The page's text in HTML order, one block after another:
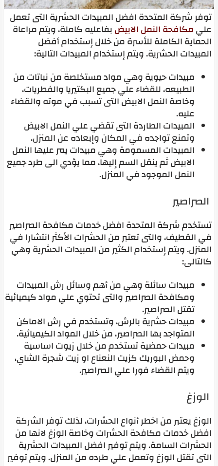
توفر شركة المتحدة افضل المبيدات الحشرية التى تعمل
عليمكافحة النمل الابيضبفاعليه كاملة، ويتم مراعاة
الحماية الكاملة للأسرة من خلال إستخدام أفضل
المبيدات الحشرية. ويتم إستخدام المبيدات التالية:
مبيدات حيوية وهي مواد مستخلصة من نباتات من
الطبيعه، للقضاء علي جميع البكتيريا والفطريات،
وخاصة النمل الابيض التى تسبب في موته والقضاء
عليه.
المبيدات الطاردة التى تقضي علي النمل الابيض
وتمنع تواجده في المكان وإبعاده عن المنزل.
المبيدات المسمومة وهي مبيدات يمر عليها النمل
الابيض ثم ينقل السم إليها، مما يؤدي الى طرد جميع
النمل الموجود في المنزل.
الصراصير
تستخدم شركة المتحدة افضل خدمات مكافحة الصراصير
في القطيف، والتى تعتبر من الحشرات الأكثر انتشارا في
المنزل. ويتم إستخدام الكثير من المبيدات الحشرية وهي
كالتالى:
مبيدات سائلة وهي من أهم وسائل رش المبيدات
ومكافحة الصراصير والتى تحتوي علي مواد كيميائية
تقتل الصراصير.
مبيدات حشرية بالرش، وتستخدم في رش الاماكن
المتواجد بها الصراصير، من خلال المواد الكيميائية.
مبيدات حمضية تستخدم من خلال زيوت اساسية
وحمض البوريك كزيت النعناع او زيت شجرة الشاي،
ويتم القضاء فورا علي الصراصير.
الوزغ
الوزغ يعتبر من اخطر أنواع الحشرات، لذلك توفر الشركة
افضل خدمات مكافحة الحشرات وخاصة الوزغ لانها من
الحشرات السامة. ويتم توفير افضل المبيدات الحشرية
التى تقتل الوزغ وتعمل علي طرده من المنزل. ويتم توفير